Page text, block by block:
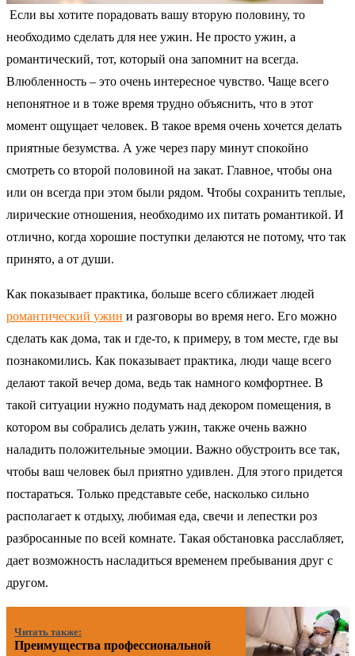
Если вы хотите порадовать вашу вторую половину, то
необходимо сделать для нее ужин. Не просто ужин, а
романтический, тот, который она запомнит на всегда.
Влюбленность – это очень интересное чувство. Чаще всего
непонятное и в тоже время трудно объяснить, что в этот
момент ощущает человек. В такое время очень хочется делать
приятные безумства. А уже через пару минут спокойно
смотреть со второй половиной на закат. Главное, чтобы она
или он всегда при этом были рядом. Чтобы сохранить теплые,
лирические отношения, необходимо их питать романтикой. И
отлично, когда хорошие поступки делаются не потому, что так
принято, а от души.
Как показывает практика, больше всего сближает людей
романтический ужин и разговоры во время него. Его можно
сделать как дома, так и где-то, к примеру, в том месте, где вы
познакомились. Как показывает практика, люди чаще всего
делают такой вечер дома, ведь так намного комфортнее. В
такой ситуации нужно подумать над декором помещения, в
котором вы собрались делать ужин, также очень важно
наладить положительные эмоции. Важно обустроить все так,
чтобы ваш человек был приятно удивлен. Для этого придется
постараться. Только представьте себе, насколько сильно
располагает к отдыху, любимая еда, свечи и лепестки роз
разбросанные по всей комнате. Такая обстановка расслабляет,
дает возможность насладиться временем пребывания друг с
другом.
Читать также:
Преимущества профессиональной